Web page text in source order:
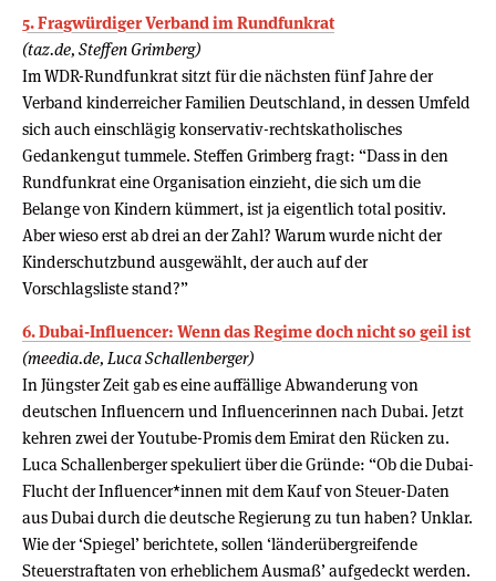
5. Fragwürdiger Verband im Rundfunkrat
(taz.de, Steffen Grimberg)
Im WDR-Rundfunkrat sitzt für die nächsten fünf Jahre der
Verband kinderreicher Familien Deutschland, in dessen Umfeld
sich auch einschlägig konservativ-rechtskatholisches
Gedankengut tummele. Steffen Grimberg fragt: “Dass in den
Rundfunkrat eine Organisation einzieht, die sich um die
Belange von Kindern kümmert, ist ja eigentlich total positiv.
Aber wieso erst ab drei an der Zahl? Warum wurde nicht der
Kinderschutzbund ausgewählt, der auch auf der
Vorschlagsliste stand?”
6. Dubai-Influencer: Wenn das Regime doch nicht so geil ist
(meedia.de, Luca Schallenberger)
In Jüngster Zeit gab es eine auffällige Abwanderung von
deutschen Influencern und Influencerinnen nach Dubai. Jetzt
kehren zwei der Youtube-Promis dem Emirat den Rücken zu.
Luca Schallenberger spekuliert über die Gründe: “Ob die Dubai-
Flucht der Influencer*innen mit dem Kauf von Steuer-Daten
aus Dubai durch die deutsche Regierung zu tun haben? Unklar.
Wie der ‘Spiegel’ berichtete, sollen ‘länderübergreifende
Steuerstraftaten von erheblichem Ausmaß’ aufgedeckt werden.